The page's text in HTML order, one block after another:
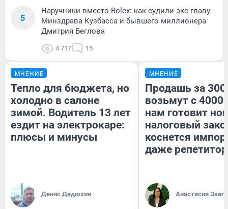
5
Наручники вместо Rolex: как судили экс-главу
Минздрава Кузбасса и бывшего миллионера
Дмитрия Беглова
4 717 15
МНЕНИЕ
Тепло для бюджета, но
холодно в салоне
зимой. Водитель 13 лет
ездит на электрокаре:
плюсы и минусы
Денис Дедюхин
МНЕНИЕ
Продашь за
возьмут с
нам готовит
налоговый
коснется
даже
Анастасия